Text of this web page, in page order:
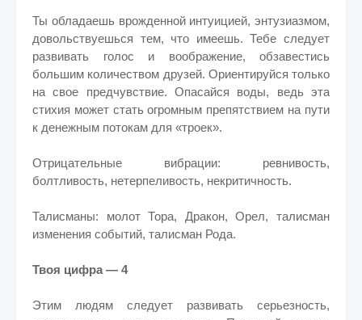
Ты обладаешь врожденной интуицией, энтузиазмом,
довольствуешься тем, что имеешь. Тебе следует
развивать голос и воображение, обзавестись
большим количеством друзей. Ориентируйся только
на свое предчувствие. Опасайся воды, ведь эта
стихия может стать огромным препятствием на пути
к денежным потокам для «троек».
Отрицательные вибрации: ревнивость,
болтливость, нетерпеливость, некритичность.
Талисманы: молот Тора, Дракон, Орел, талисман
изменения событий, талисман Рода.
Твоя цифра — 4
Этим людям следует развивать серьезность,